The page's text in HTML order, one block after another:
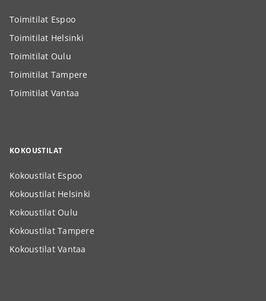
Toimitilat Espoo
Toimitilat Helsinki
Toimitilat Oulu
Toimitilat Tampere
Toimitilat Vantaa
KOKOUSTILAT
Kokoustilat Espoo
Kokoustilat Helsinki
Kokoustilat Oulu
Kokoustilat Tampere
Kokoustilat Vantaa